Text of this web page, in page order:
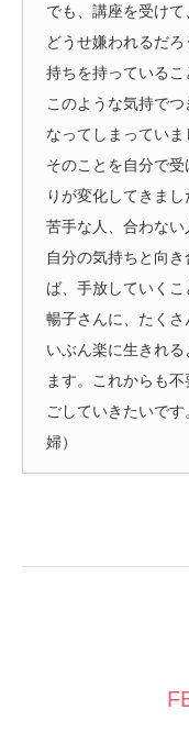
でも、講座を受けて
どうせ嫌われるだ
持ちを持っているこ
このような気持で
なってしまっていま
そのことを自分で
りが変化してきまし
苦手な人、合わない
自分の気持ちと向
ば、手放していくこ
暢子さんに、たく
いぶん楽に生きれ
ます。これからも
ごしていきたいで
婦）